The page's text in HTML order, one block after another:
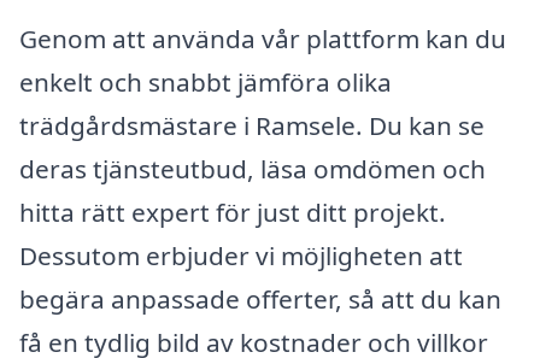
Genom att använda vår plattform kan du
enkelt och snabbt jämföra olika
trädgårdsmästare i Ramsele. Du kan se
deras tjänsteutbud, läsa omdömen och
hitta rätt expert för just ditt projekt.
Dessutom erbjuder vi möjligheten att
begära anpassade offerter, så att du kan
få en tydlig bild av kostnader och villkor